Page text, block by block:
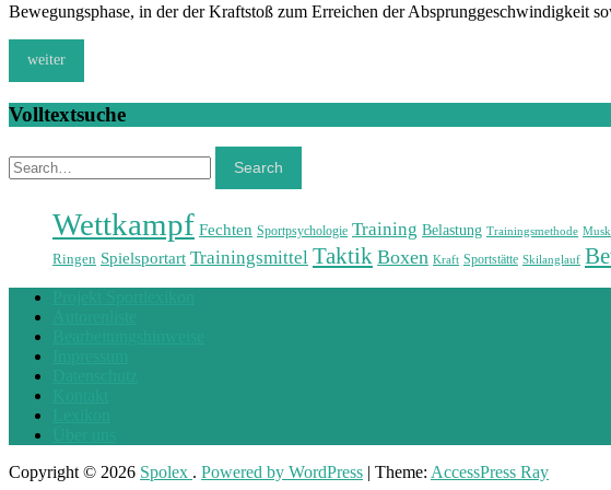
Bewegungsphase, in der der Kraftstoß zum Erreichen der Absprunggeschwindigkeit
weiter
Volltextsuche
Search
Search
Wettkampf Fechten Sportpsychologie Training Belastung Trainingsmethode
Ringen Spielsportart Trainingsmittel Taktik Boxen Kraft Sportstätte Skilanglauf
Copyright © 2026 Spolex . Powered by WordPress Theme: AccessPress Ray